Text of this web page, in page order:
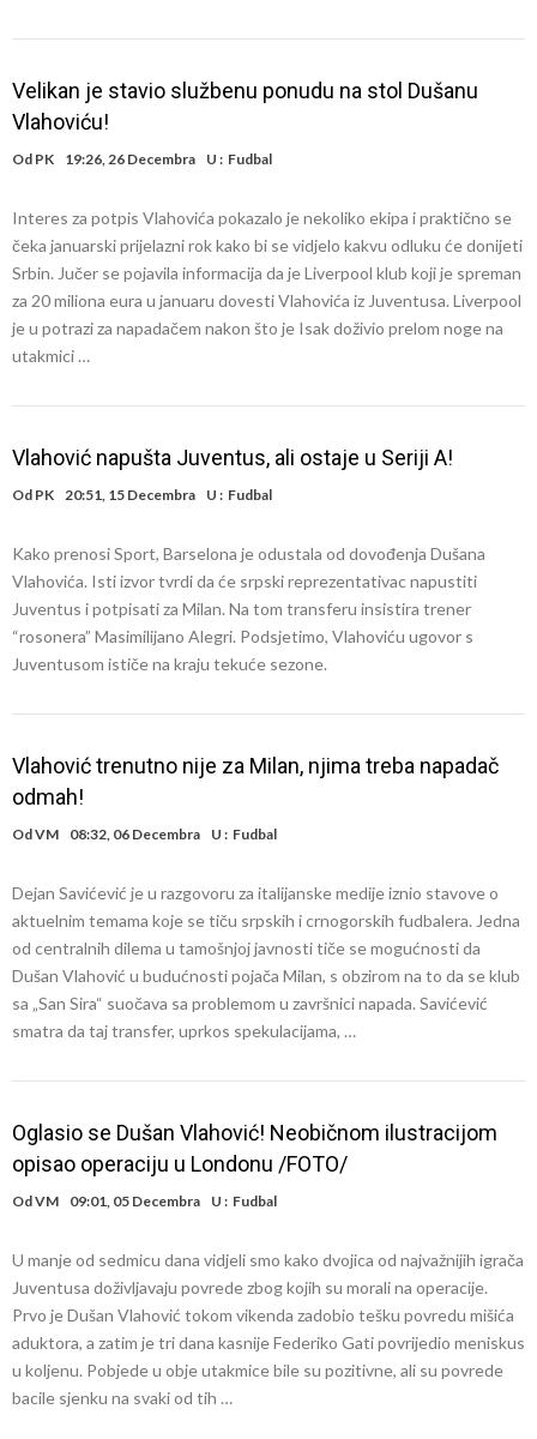
Velikan je stavio službenu ponudu na stol Dušanu
Vlahoviću!
Od PK 19:26, 26 Decembra U : Fudbal
Interes za potpis Vlahovića pokazalo je nekoliko ekipa i praktično se
čeka januarski prijelazni rok kako bi se vidjelo kakvu odluku će donijeti
Srbin. Jučer se pojavila informacija da je Liverpool klub koji je spreman
za 20 miliona eura u januaru dovesti Vlahovića iz Juventusa. Liverpool
je u potrazi za napadačem nakon što je Isak doživio prelom noge na
utakmici …
Vlahović napušta Juventus, ali ostaje u Seriji A!
Od PK 20:51, 15 Decembra U : Fudbal
Kako prenosi Sport, Barselona je odustala od dovođenja Dušana
Vlahovića. Isti izvor tvrdi da će srpski reprezentativac napustiti
Juventus i potpisati za Milan. Na tom transferu insistira trener
“rosonera” Masimilijano Alegri. Podsjetimo, Vlahoviću ugovor s
Juventusom ističe na kraju tekuće sezone.
Vlahović trenutno nije za Milan, njima treba napadač
odmah!
OdVM 08:32, 06 Decembra U : Fudbal
Dejan Savićević je u razgovoru za italijanske medije iznio stavove o
aktuelnim temama koje se tiču srpskih i crnogorskih fudbalera. Jedna
od centralnih dilema u tamošnjoj javnosti tiče se mogućnosti da
Dušan Vlahović u budućnosti pojača Milan, s obzirom na to da se klub
sa „San Sira“ suočava sa problemom u završnici napada. Savićević
smatra da taj transfer, uprkos spekulacijama, …
Oglasio se Dušan Vlahović! Neobičnom ilustracijom
opisao operaciju u Londonu /FOTO/
OdVM 09:01, 05 Decembra U : Fudbal
U manje od sedmicu dana vidjeli smo kako dvojica od najvažnijih igrača
Juventusa doživljavaju povrede zbog kojih su morali na operacije.
Prvo je Dušan Vlahović tokom vikenda zadobio tešku povredu mišića
aduktora, a zatim je tri dana kasnije Federiko Gati povrijedio meniskus
u koljenu. Pobjede u obje utakmice bile su pozitivne, ali su povrede
bacile sjenku na svaki od tih …